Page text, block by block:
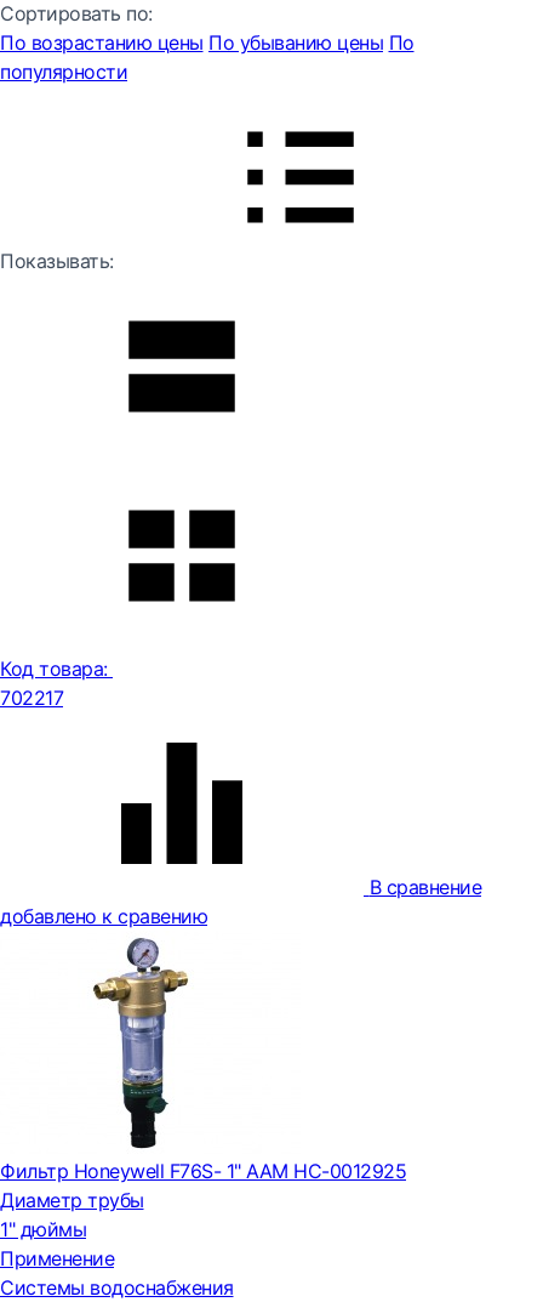
Сортировать по:
По возрастанию цены По убыванию цены По
популярности
Показывать:
Код товара:
702217
В сравнение
добавлено к сравению
Фильтр Honeywell F76S- 1" ААM НС-0012925
Диаметр трубы
1" дюймы
Применение
Системы водоснабжения